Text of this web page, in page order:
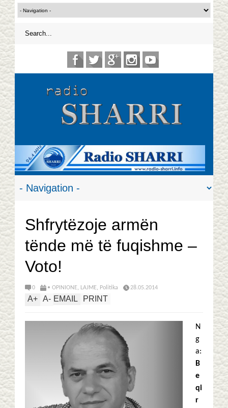
Shfrytëzoje armën
tënde më të fuqishme –
Voto!
0 • OPINIONE, LAJME, Politika 28.05.2014
A+ A- EMAIL PRINT
N
g
a:
B
e
qi
r